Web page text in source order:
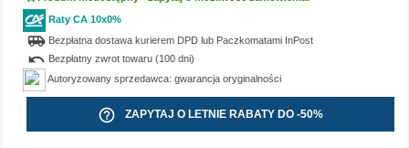
Raty CA 10x0%
airport_shuttleBezpłatna dostawa kurierem DPD lub Paczkomatami InPost
undo Bezpłatny zwrot towaru (100 dni)
Autoryzowany sprzedawca: gwarancja oryginalności
help_outline ZAPYTAJ O LETNIE RABATY DO -50%